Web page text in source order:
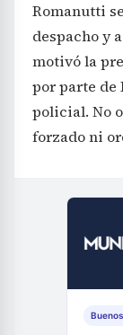
Romanutti
despacho y
motivó la
por parte de
policial. No
forzado ni